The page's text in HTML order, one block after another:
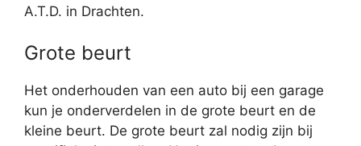
A.T.D. in Drachten.
Grote beurt
Het onderhouden van een auto bij een garage
kun je onderverdelen in de grote beurt en de
kleine beurt. De grote beurt zal nodig zijn bij